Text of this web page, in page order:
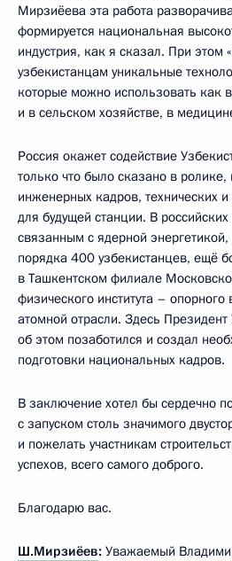
Мирзиёева эта работа
формируется национальная
индустрия, как я сказал. При этом
узбекистанцам уникальные
которые можно использовать как
и в сельском хозяйстве, в
Россия окажет содействие
только что было сказано в
инженерных кадров, технических
для будущей станции. В
связанным с ядерной
порядка 400 узбекистанцев, ещё
в Ташкентском филиале
физического института – опорного
атомной отрасли. Здесь
об этом позаботился и создал
подготовки национальных кадров.
В заключение хотел бы сердечно
с запуском столь значимого
и пожелать участникам
успехов, всего самого доброго.
Благодарю вас.
Ш.Мирзиёев: Уважаемый